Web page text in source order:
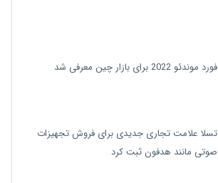
فورد موندئو 2022 برای بازار چین معرفی شد
تسلا علامت تجاری جدیدی برای فروش تجهیزات
صوتی مانند هدفون ثبت کرد